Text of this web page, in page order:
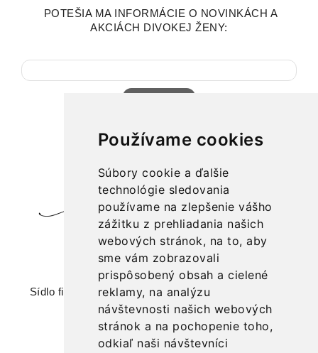
Používame cookies
Súbory cookie a ďalšie
technológie sledovania
používame na zlepšenie vášho
zážitku z prehliadania našich
webových stránok, na to, aby
sme vám zobrazovali
prispôsobený obsah a cielené
reklamy, na analýzu
návštevnosti našich webových
stránok a na pochopenie toho,
odkiaľ naši návštevníci
POTEŠIA MA INFORMÁCIE O NOVINKÁCH A
AKCIÁCH DIVOKEJ ŽENY:
značka: Divoká žena
Sídlo firmy: IRKA spol. s r. o., Romanova 44, 851 02
Bratislava
+421 903 202 100,
veronika.hrabackova@divokazena.sk